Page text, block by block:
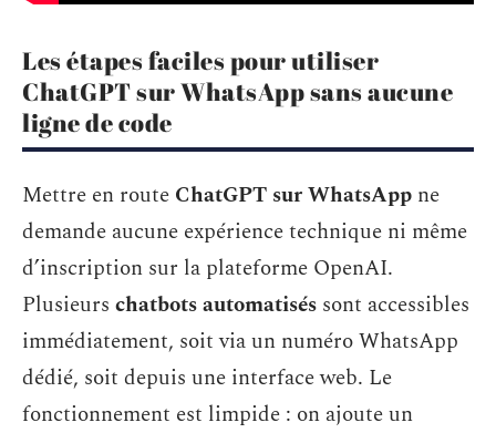
Les étapes faciles pour utiliser
ChatGPT sur WhatsApp sans aucune
ligne de code
Mettre en route ChatGPT sur WhatsApp ne
demande aucune expérience technique ni même
d’inscription sur la plateforme OpenAI.
Plusieurs chatbots automatisés sont accessibles
immédiatement, soit via un numéro WhatsApp
dédié, soit depuis une interface web. Le
fonctionnement est limpide : on ajoute un